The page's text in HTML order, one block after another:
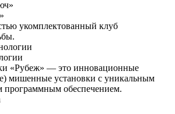
укомплектованный клуб
«Рубеж» — это инновационные
мишенные установки с уникальным
программным обеспечением.